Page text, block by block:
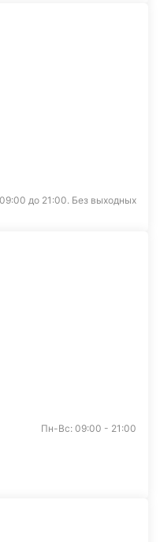
до 21:00. Без выходных
Пн-Вс: 09:00 - 21:00